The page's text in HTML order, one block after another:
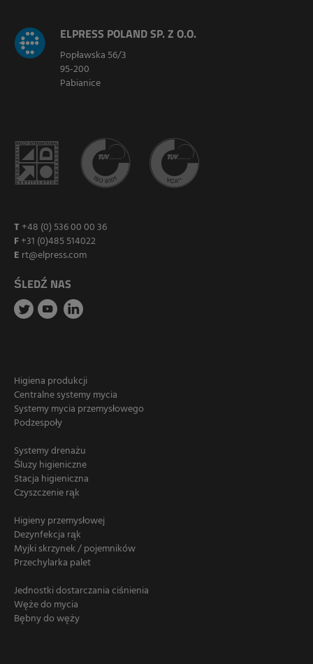
ELPRESS POLAND SP. Z O.O.
Popławska 56/3
95-200
Pabianice
T +48 (0) 536 00 00 36
F+31 (0)485 514022
E rt@elpress.com
ŚLEDŹ NAS
Higiena produkcji
Centralne systemy mycia
Systemy mycia przemysłowego
Podzespoły
Systemy drenażu
Śluzy higieniczne
Stacja higieniczna
Czyszczenie rąk
Higieny przemysłowej
Dezynfekcja rąk
Myjki skrzynek / pojemników
Przechylarka palet
Jednostki dostarczania ciśnienia
Węże do mycia
Bębny do węży